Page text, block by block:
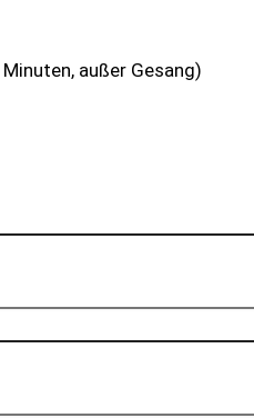
außer Gesang)